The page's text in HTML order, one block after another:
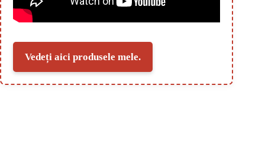
Vedeți aici produsele mele.